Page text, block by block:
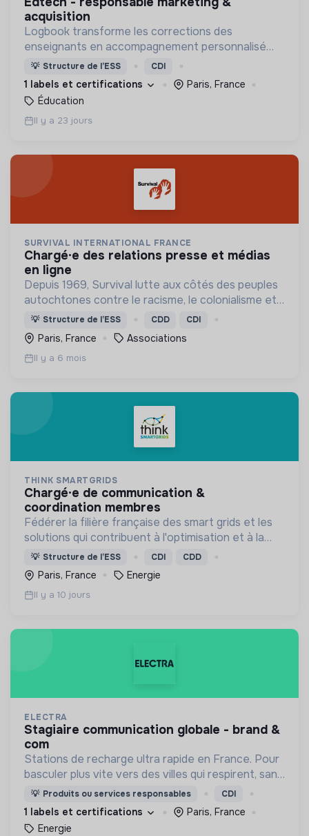
acquisition
Logbook transforme les corrections des
enseignants en accompagnement personnalisé
grâce à l'audio et l'IA, décuplant l’engagement et
les progrès de tous les élèves, en particulier les
plus fragiles.
💡 Structure de l’ESS CDI
1 labels et certifications
Paris, France
Éducation
Il y a 23 jours
SURVIVAL INTERNATIONAL FRANCE
chargé·e des relations presse et médias
en ligne
Depuis 1969, Survival lutte aux côtés des peuples
autochtones contre le racisme, le colonialisme et
pour un monde où la diversité humaine est enfin
célébrée.
💡 Structure de l’ESS CDD CDI
Paris, France Associations
Il y a 6 mois
THINK SMARTGRIDS
chargé·e de communication &
coordination membres
Fédérer la filière française des smart grids et les
solutions qui contribuent à l'optimisation et à la
sécurité d’approvisionnement du système
électrique, pour le bénéfice des consommateurs.
💡 Structure de l’ESS CDI CDD
Paris, France Energie
Il y a 10 jours
ELECTRA
stagiaire communication globale - brand &
com
Stations de recharge ultra rapide en France. Pour
basculer plus vite vers des villes qui respirent, sans
CO₂ et sans bruit.
💡 Produits ou services responsables CDI
1 labels et certifications
Paris, France
Energie